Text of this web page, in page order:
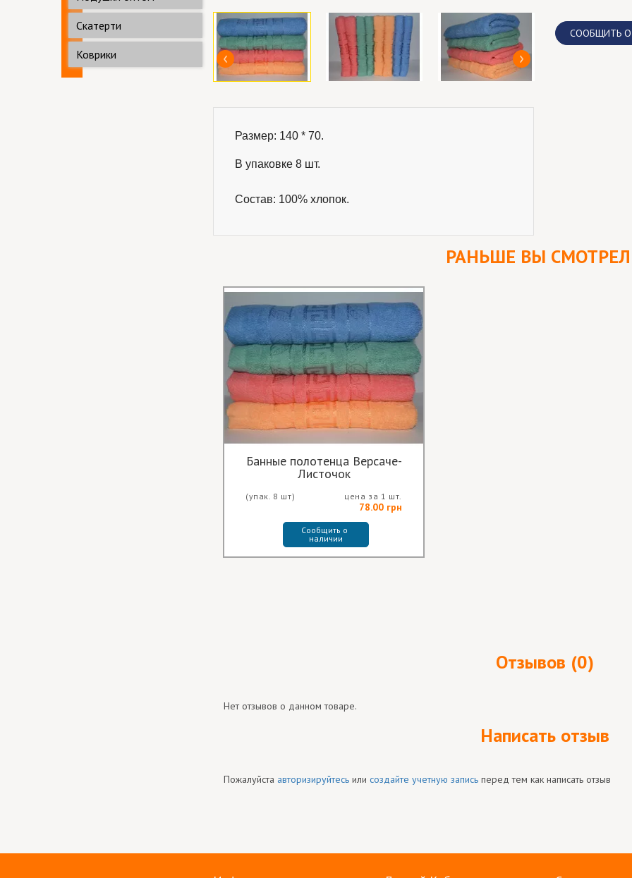
Скатерти
Коврики
Размер: 140 * 70.
В упаковке 8 шт.
Состав: 100% хлопок.
CООБЩИТЬ
РАНЬШЕ ВЫ
Банные полотенца Версаче-
Листочок
(упак. 8 шт) цена за 1 шт.
78.00 грн
Сообщить о
наличии
Отзывов (0)
Нет отзывов о данном товаре.
Написать отзыв
Пожалуйста авторизируйтесь или создайте учетную запись перед тем как написать отзыв